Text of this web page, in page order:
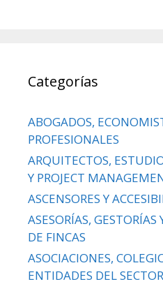
Categorías
ABOGADOS,
PROFESIONALES
ARQUITECTOS,
Y PROJECT
ASCENSORES Y
ASESORÍAS,
DE FINCAS
ASOCIACIONES,
ENTIDADES DEL SECTOR